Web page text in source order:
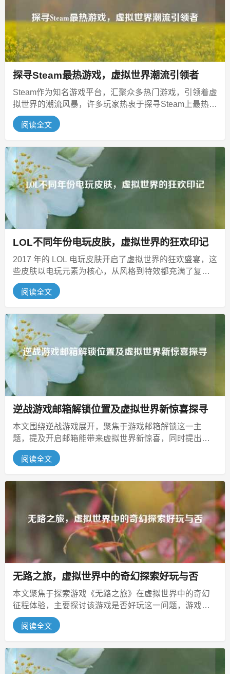
探寻Steam最热游戏，虚拟世界潮流引领者
Steam作为知名游戏平台，汇聚众多热门游戏，引领着虚
拟世界的潮流风暴，许多玩家热衷于探寻Steam上最热的
游戏，通过平台自身的...
阅读全文
LOL不同年份电玩皮肤，虚拟世界的狂欢印记
2017 年的 LOL 电玩皮肤开启了虚拟世界的狂欢盛宴，这
些皮肤以电玩元素为核心，从风格到特效都充满了复古
又新奇的电玩韵味，让...
阅读全文
逆战游戏邮箱解锁位置及虚拟世界新惊喜探寻
本文围绕逆战游戏展开，聚焦于游戏邮箱解锁这一主
题，提及开启邮箱能带来虚拟世界新惊喜，同时提出一
个关键问题，即逆战游戏解锁邮箱的位...
阅读全文
无路之旅，虚拟世界中的奇幻探索好玩与否
本文聚焦于探索游戏《无路之旅》在虚拟世界中的奇幻
征程体验，主要探讨该游戏是否好玩这一问题，游戏构
建了独特的虚拟场景，玩家将踏上未...
阅读全文